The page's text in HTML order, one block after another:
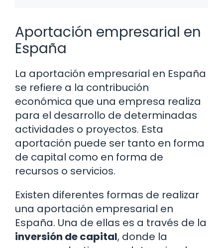
Aportación empresarial en
España
La aportación empresarial en España
se refiere a la contribución
económica que una empresa realiza
para el desarrollo de determinadas
actividades o proyectos. Esta
aportación puede ser tanto en forma
de capital como en forma de
recursos o servicios.
Existen diferentes formas de realizar
una aportación empresarial en
España. Una de ellas es a través de la
inversión de capital, donde la